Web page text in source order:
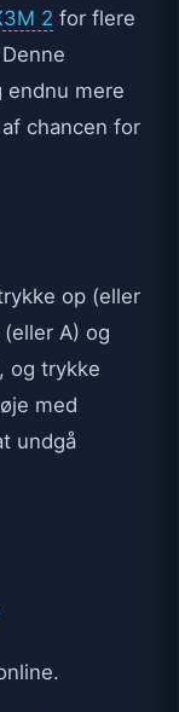
2 for flere
endnu mere
chancen for
op (eller
A) og
og trykke
med
undgå